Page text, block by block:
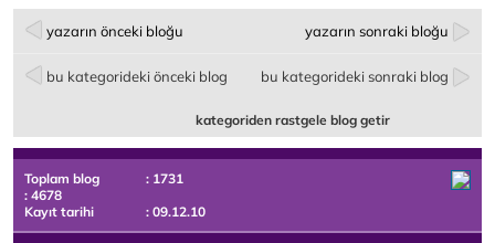
yazarın önceki bloğu yazarın sonraki bloğu
bu kategorideki önceki blog bu kategorideki sonraki blog
kategoriden rastgele blog getir
Toplam blog
: 1731
: 4678
Kayıt tarihi
: 09.12.10